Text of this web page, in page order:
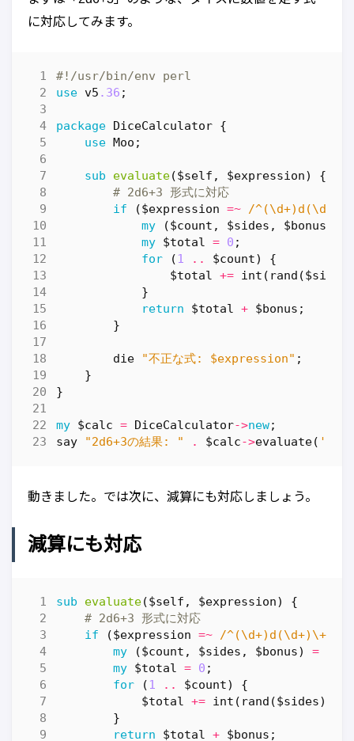
に対応してみます。
#!/usr/bin/env perl
use v5 .36 ;
package DiceCalculator {
use Moo ;
sub evaluate($self, $expression) {
# 2d6+3 形式に対応
if
($expression =~ /
my
($count , $sides , $bonus
my $total = 0 ;
for
( 1 .. $count)
{
$total += int ( rand ($sides
}
return
$total + $bonus ;
}
die "不正な式: $expression" ;
}
}
my $calc = DiceCalculator->new;
say
"2d6+3の結果: " . $calc->evaluate(
動きました。では次に、減算にも対応しましょう。
減算にも対応
sub evaluate($self, $expression) {
# 2d6+3 形式に対応
if
($expression =~ /
my
($count , $sides , $bonus) =
my $total = 0 ;
for
( 1 .. $count)
{
$total += int ( rand ($sides))
}
return
$total + $bonus ;